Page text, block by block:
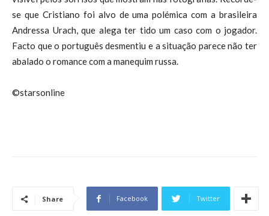
se que Cristiano foi alvo de uma polémica com a brasileira
Andressa Urach, que alega ter tido um caso com o jogador.
Facto que o português desmentiu e a situação parece não ter
abalado o romance com a manequim russa.
©starsonline
Share Facebook Twitter